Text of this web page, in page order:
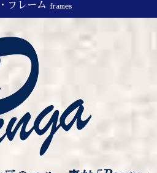
フレーム frames